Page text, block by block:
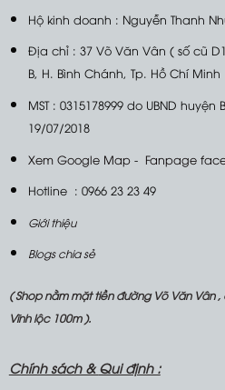
Hộ kinh doanh : Nguyễn Thanh
Địa chỉ : 37 Võ Văn Vân ( số cũ
B, H. Bình Chánh, Tp. Hồ Chí Minh
MST : 0315178999 do UBND
19/07/2018
Xem Google Map- Fanpage
Hotline : 0966 23 23 49
Giới thiệu
Blogs chia sẻ
( Shop nằm mặt tiền đường Võ Văn Vân
Vĩnh lộc 100m ).
Chính sách &Qui định :